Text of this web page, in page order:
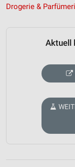
Drogerie &
Aktuell